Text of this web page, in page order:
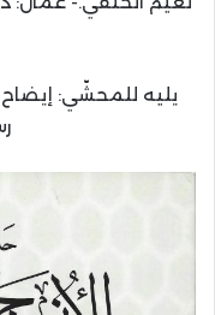
يليه للمحشّي: إيضاح